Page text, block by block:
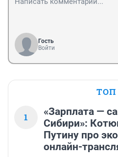
Гость
Войти
ТОП
1
«Зарплата —
Сибири»:
Путину про
онлайн-